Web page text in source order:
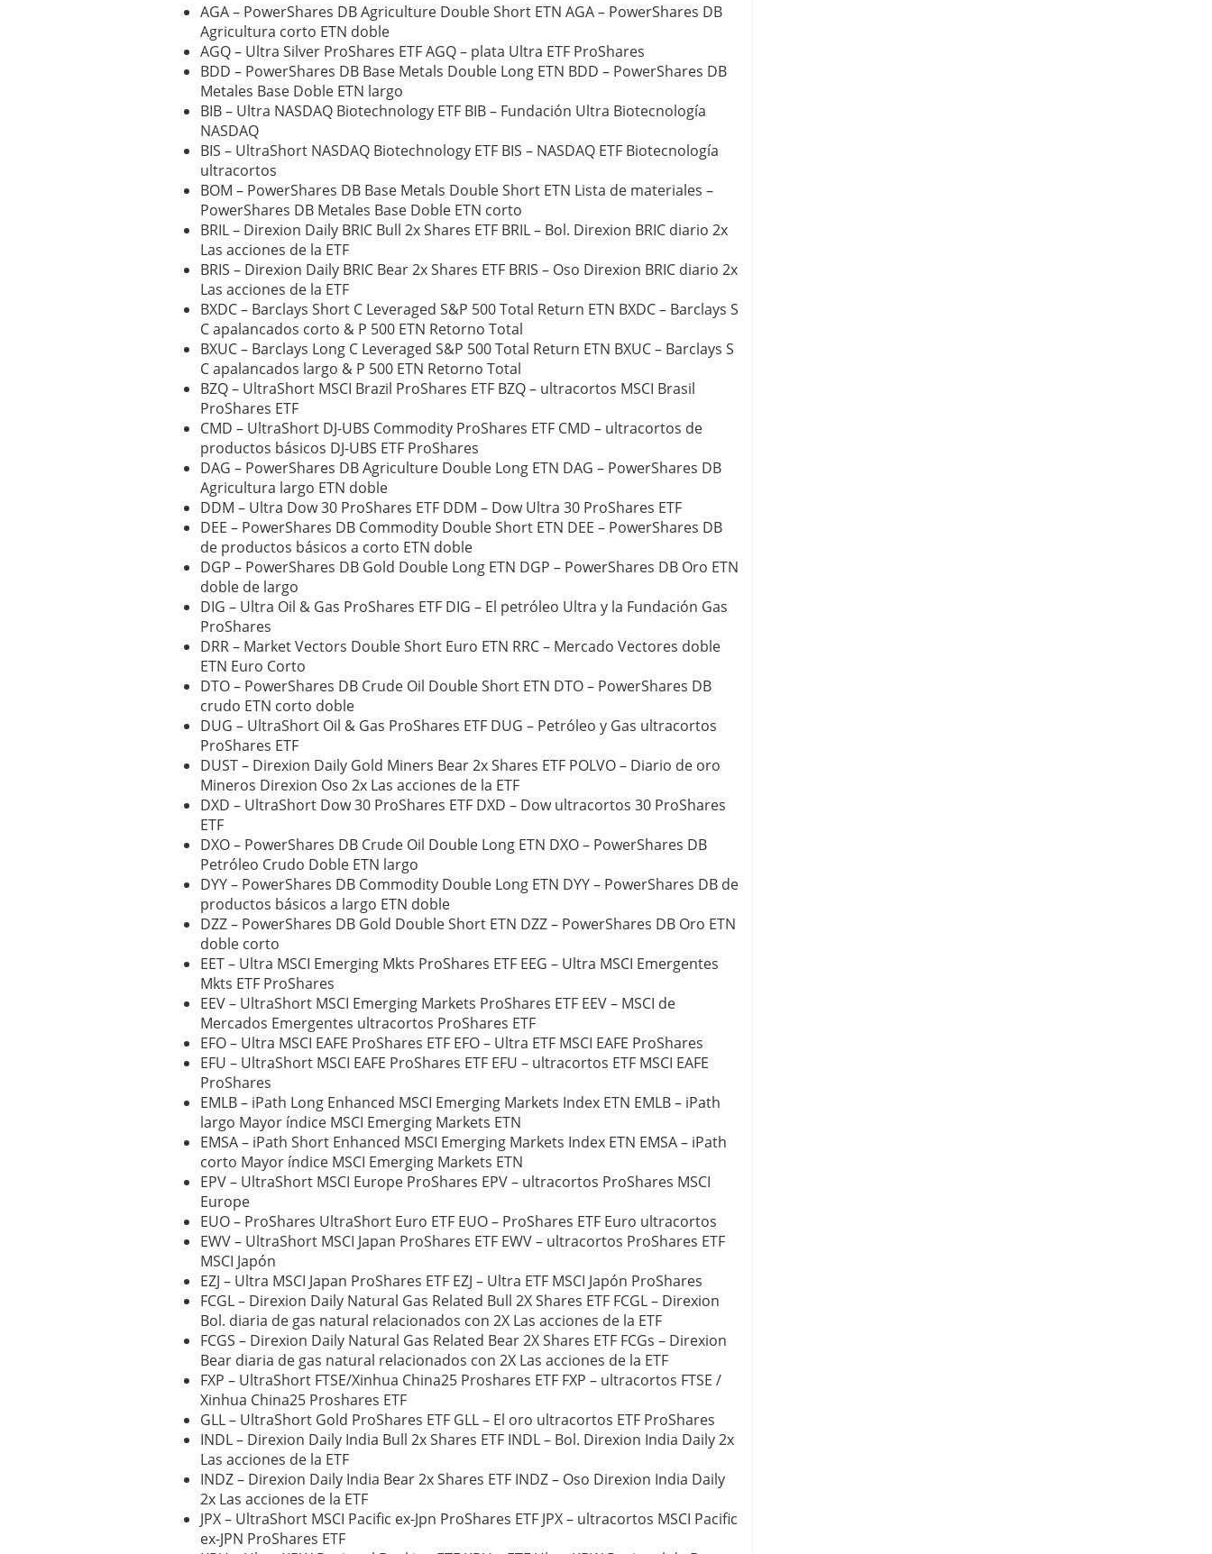
AGA – PowerShares DB Agriculture Double Short ETN AGA – PowerShares DB
Agricultura corto ETN doble
AGQ – Ultra Silver ProShares ETF AGQ – plata Ultra ETF ProShares
BDD – PowerShares DB Base Metals Double Long ETN BDD – PowerShares DB
Metales Base Doble ETN largo
BIB – Ultra NASDAQ Biotechnology ETF BIB – Fundación Ultra Biotecnología
NASDAQ
BIS – UltraShort NASDAQ Biotechnology ETF BIS – NASDAQ ETF Biotecnología
ultracortos
BOM – PowerShares DB Base Metals Double Short ETN Lista de materiales –
PowerShares DB Metales Base Doble ETN corto
BRIL – Direxion Daily BRIC Bull 2x Shares ETF BRIL – Bol. Direxion BRIC diario 2x
Las acciones de la ETF
BRIS – Direxion Daily BRIC Bear 2x Shares ETF BRIS – Oso Direxion BRIC diario 2x
Las acciones de la ETF
BXDC – Barclays Short C Leveraged S&P 500 Total Return ETN BXDC – Barclays S
C apalancados corto & P 500 ETN Retorno Total
BXUC – Barclays Long C Leveraged S&P 500 Total Return ETN BXUC – Barclays S
C apalancados largo & P 500 ETN Retorno Total
BZQ – UltraShort MSCI Brazil ProShares ETF BZQ – ultracortos MSCI Brasil
ProShares ETF
CMD – UltraShort DJ-UBS Commodity ProShares ETF CMD – ultracortos de
productos básicos DJ-UBS ETF ProShares
DAG – PowerShares DB Agriculture Double Long ETN DAG – PowerShares DB
Agricultura largo ETN doble
DDM – Ultra Dow 30 ProShares ETF DDM – Dow Ultra 30 ProShares ETF
DEE – PowerShares DB Commodity Double Short ETN DEE – PowerShares DB
de productos básicos a corto ETN doble
DGP – PowerShares DB Gold Double Long ETN DGP – PowerShares DB Oro ETN
doble de largo
DIG – Ultra Oil & Gas ProShares ETF DIG – El petróleo Ultra y la Fundación Gas
ProShares
DRR – Market Vectors Double Short Euro ETN RRC – Mercado Vectores doble
ETN Euro Corto
DTO – PowerShares DB Crude Oil Double Short ETN DTO – PowerShares DB
crudo ETN corto doble
DUG – UltraShort Oil & Gas ProShares ETF DUG – Petróleo y Gas ultracortos
ProShares ETF
DUST – Direxion Daily Gold Miners Bear 2x Shares ETF POLVO – Diario de oro
Mineros Direxion Oso 2x Las acciones de la ETF
DXD – UltraShort Dow 30 ProShares ETF DXD – Dow ultracortos 30 ProShares
ETF
DXO – PowerShares DB Crude Oil Double Long ETN DXO – PowerShares DB
Petróleo Crudo Doble ETN largo
DYY – PowerShares DB Commodity Double Long ETN DYY – PowerShares DB de
productos básicos a largo ETN doble
DZZ – PowerShares DB Gold Double Short ETN DZZ – PowerShares DB Oro ETN
doble corto
EET – Ultra MSCI Emerging Mkts ProShares ETF EEG – Ultra MSCI Emergentes
Mkts ETF ProShares
EEV – UltraShort MSCI Emerging Markets ProShares ETF EEV – MSCI de
Mercados Emergentes ultracortos ProShares ETF
EFO – Ultra MSCI EAFE ProShares ETF EFO – Ultra ETF MSCI EAFE ProShares
EFU – UltraShort MSCI EAFE ProShares ETF EFU – ultracortos ETF MSCI EAFE
ProShares
EMLB – iPath Long Enhanced MSCI Emerging Markets Index ETN EMLB – iPath
largo Mayor índice MSCI Emerging Markets ETN
EMSA – iPath Short Enhanced MSCI Emerging Markets Index ETN EMSA – iPath
corto Mayor índice MSCI Emerging Markets ETN
EPV – UltraShort MSCI Europe ProShares EPV – ultracortos ProShares MSCI
Europe
EUO – ProShares UltraShort Euro ETF EUO – ProShares ETF Euro ultracortos
EWV – UltraShort MSCI Japan ProShares ETF EWV – ultracortos ProShares ETF
MSCI Japón
EZJ – Ultra MSCI Japan ProShares ETF EZJ – Ultra ETF MSCI Japón ProShares
FCGL – Direxion Daily Natural Gas Related Bull 2X Shares ETF FCGL – Direxion
Bol. diaria de gas natural relacionados con 2X Las acciones de la ETF
FCGS – Direxion Daily Natural Gas Related Bear 2X Shares ETF FCGs – Direxion
Bear diaria de gas natural relacionados con 2X Las acciones de la ETF
FXP – UltraShort FTSE/Xinhua China25 Proshares ETF FXP – ultracortos FTSE /
Xinhua China25 Proshares ETF
GLL – UltraShort Gold ProShares ETF GLL – El oro ultracortos ETF ProShares
INDL – Direxion Daily India Bull 2x Shares ETF INDL – Bol. Direxion India Daily 2x
Las acciones de la ETF
INDZ – Direxion Daily India Bear 2x Shares ETF INDZ – Oso Direxion India Daily
2x Las acciones de la ETF
JPX – UltraShort MSCI Pacific ex-Jpn ProShares ETF JPX – ultracortos MSCI Pacific
ex-JPN ProShares ETF